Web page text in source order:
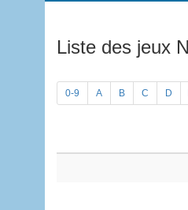
Liste des jeux
0-9 A B C D